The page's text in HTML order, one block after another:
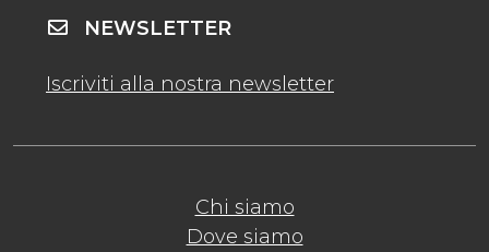
Chi siamo
Dove siamo
NEWSLETTER
Iscriviti alla nostra newsletter